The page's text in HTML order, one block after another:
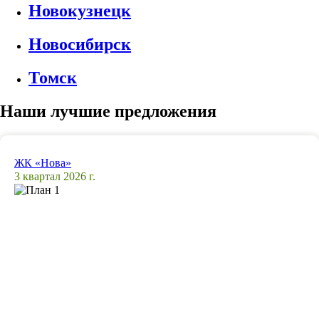
Новокузнецк
Новосибирск
Томск
Наши лучшие предложения
ЖК «Нова»
3 квартал 2026 г.